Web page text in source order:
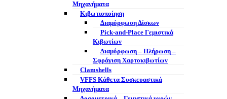
Μηχανήματα
Κιβωτιοποίηση
Διαμόρφωση Δίσκων
Pick-and-Place Γεμιστικά
Κιβωτίων
Διαμόρφωση – Πλήρωση –
Σφράγιση Χαρτοκιβωτίων
Clamshells
VFFS Κάθετα Συσκευαστικά
Μηχανήματα